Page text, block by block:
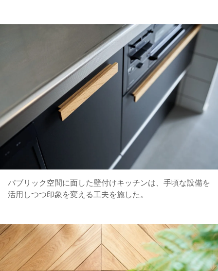
パブリック空間に面した壁付けキッチンは、手頃な設備を
活用しつつ印象を変える工夫を施した。